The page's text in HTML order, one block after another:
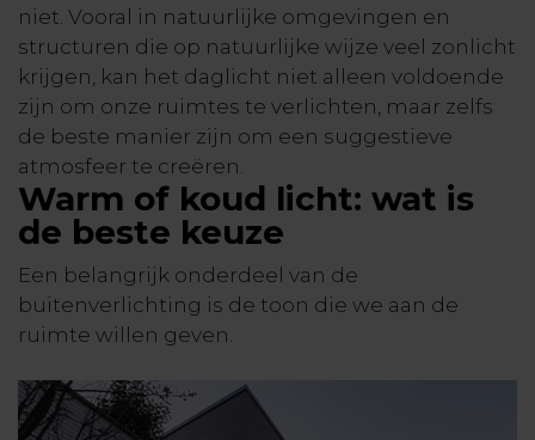
niet. Vooral in natuurlijke omgevingen en
structuren die op natuurlijke wijze veel zonlicht
krijgen, kan het daglicht niet alleen voldoende
zijn om onze ruimtes te verlichten, maar zelfs
de beste manier zijn om een suggestieve
atmosfeer te creëren.
Warm of koud licht: wat is
de beste keuze
Een belangrijk onderdeel van de
buitenverlichting is de toon die we aan de
ruimte willen geven.